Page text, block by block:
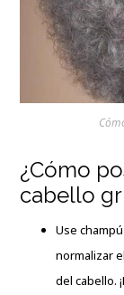
¿Cómo
cabello
Use
normalizar
del cabello.